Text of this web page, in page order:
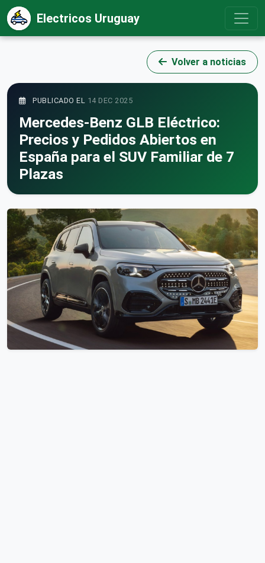
Electricos Uruguay
Volver a noticias
PUBLICADO EL 14 DEC 2025
Mercedes-Benz GLB Eléctrico:
Precios y Pedidos Abiertos en
España para el SUV Familiar de 7
Plazas